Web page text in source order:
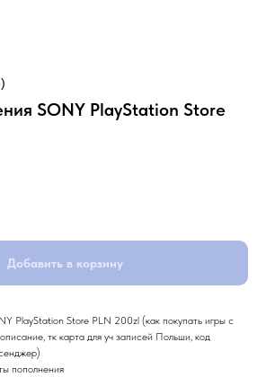
)
SONY PlayStation Store
Добавить в корзину
PlayStation Store PLN 200zl (как покупать игры с
тк карта для уч записей Польши, код
пополнения